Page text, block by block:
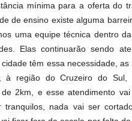
mínima para a oferta do
de ensino existe alguma
uma equipe técnica dentro
Elas continuarão sendo
têm essa necessidade,
à região do Cruzeiro do Sul,
2km, e esse atendimento
tranquilos, nada vai ser